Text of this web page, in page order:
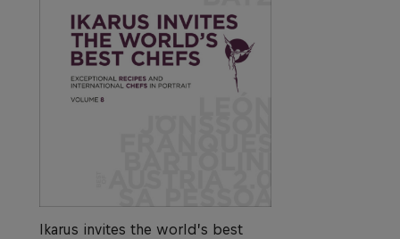
Ikarus invites the world’s best